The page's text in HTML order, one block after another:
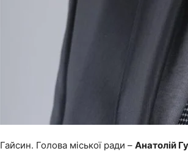
Гайсин. Голова міської ради – Анатолій